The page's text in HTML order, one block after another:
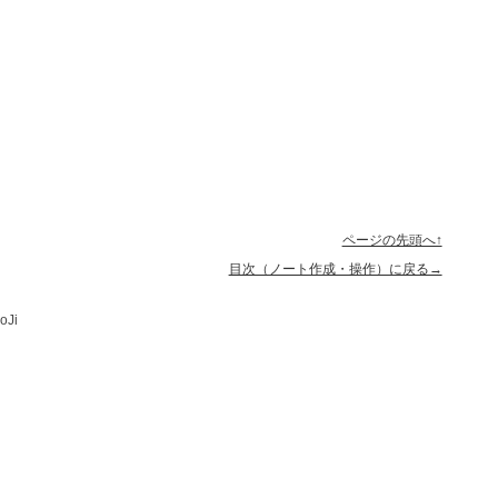
ページの先頭へ↑
目次（ノート作成・操作）に戻る→